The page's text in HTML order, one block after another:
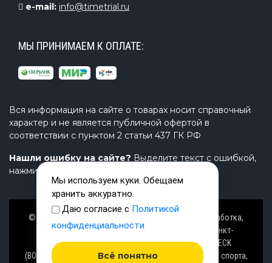
e-mail: info@timetrial.ru
МЫ ПРИНИМАЕМ К ОПЛАТЕ:
Вся информация на сайте о товарах носит справочный
характер и не является публичной офертой в
соответствии с пунктом 2 статьи 437 ГК РФ
Нашли ошибку на сайте? Выделите текст с ошибкой,
нажмите Ctrl+Enter и напишите нам.
© Завод TimeTrial (ТаймТриал) - производство, разработка,
проектирование надувных изделий, товаров в Санкт-
Петербурге с 2000 г. из ПВХ (PVC), ТПУ (TPU), AIRDECK
(ВОЗДУШНАЯ ПАЛУБА), OXFORD (ОКСФОРД) ткани для спорта,
Мы используем куки. Обещаем
хранить аккуратно.
Даю согласие с Политикой
конфиденциальности
Всё понятно